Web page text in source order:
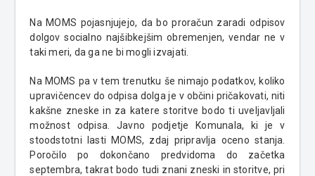
Na MOMS pojasnjujejo, da bo proračun zaradi odpisov
dolgov socialno najšibkejšim obremenjen, vendar ne v
taki meri, da ga ne bi mogli izvajati.
Na MOMS pa v tem trenutku še nimajo podatkov, koliko
upravičencev do odpisa dolga je v občini pričakovati, niti
kakšne zneske in za katere storitve bodo ti uveljavljali
možnost odpisa. Javno podjetje Komunala, ki je v
stoodstotni lasti MOMS, zdaj pripravlja oceno stanja.
Poročilo po dokončano predvidoma do začetka
septembra, takrat bodo tudi znani zneski in storitve, pri